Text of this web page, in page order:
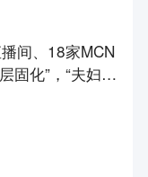
间、18家MCN
固化”，“夫妇